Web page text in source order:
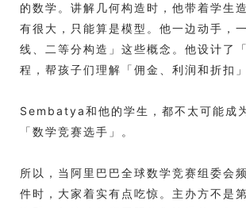
的数学。讲解几何构造时，他带着学生
有很大，只能算是模型。他一边动手，
线、二等分构造」这些概念。他设计了
程，帮孩子们理解「佣金、利润和折扣」
Sembatya和他的学生，都不太可能成
「数学竞赛选手」。
所以，当阿里巴巴全球数学竞赛组委会
件时，大家着实有点吃惊。主办方不是